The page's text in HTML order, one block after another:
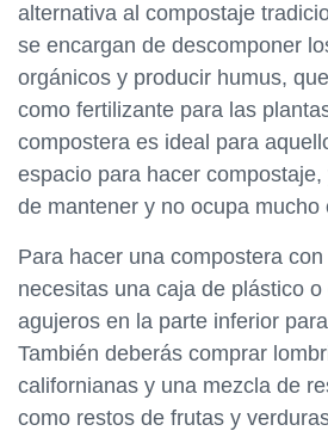
alternativa al compostaje
se encargan de descomponer
orgánicos y producir humus,
como fertilizante para las
compostera es ideal para
espacio para hacer compostaje,
de mantener y no ocupa mucho
Para hacer una compostera
necesitas una caja de plástico
agujeros en la parte inferior
También deberás comprar
californianas y una mezcla de
como restos de frutas y